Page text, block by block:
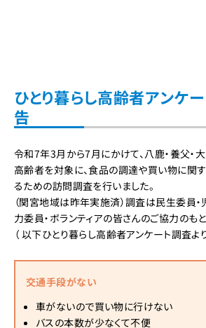
ひとり暮らし高齢者アンケ
告
令和7年3月から7月にかけて、八鹿・養父・
高齢者を対象に、食品の調達や買い物に関
るための訪問調査を行いました。
（関宮地域は昨年実施済）調査は民生委員
力委員・ボランティアの皆さんのご協力のも
（ 以下ひとり暮らし高齢者アンケート調査よ
交通手段がない
車がないので買い物に行けない
バスの本数が少なくて不便